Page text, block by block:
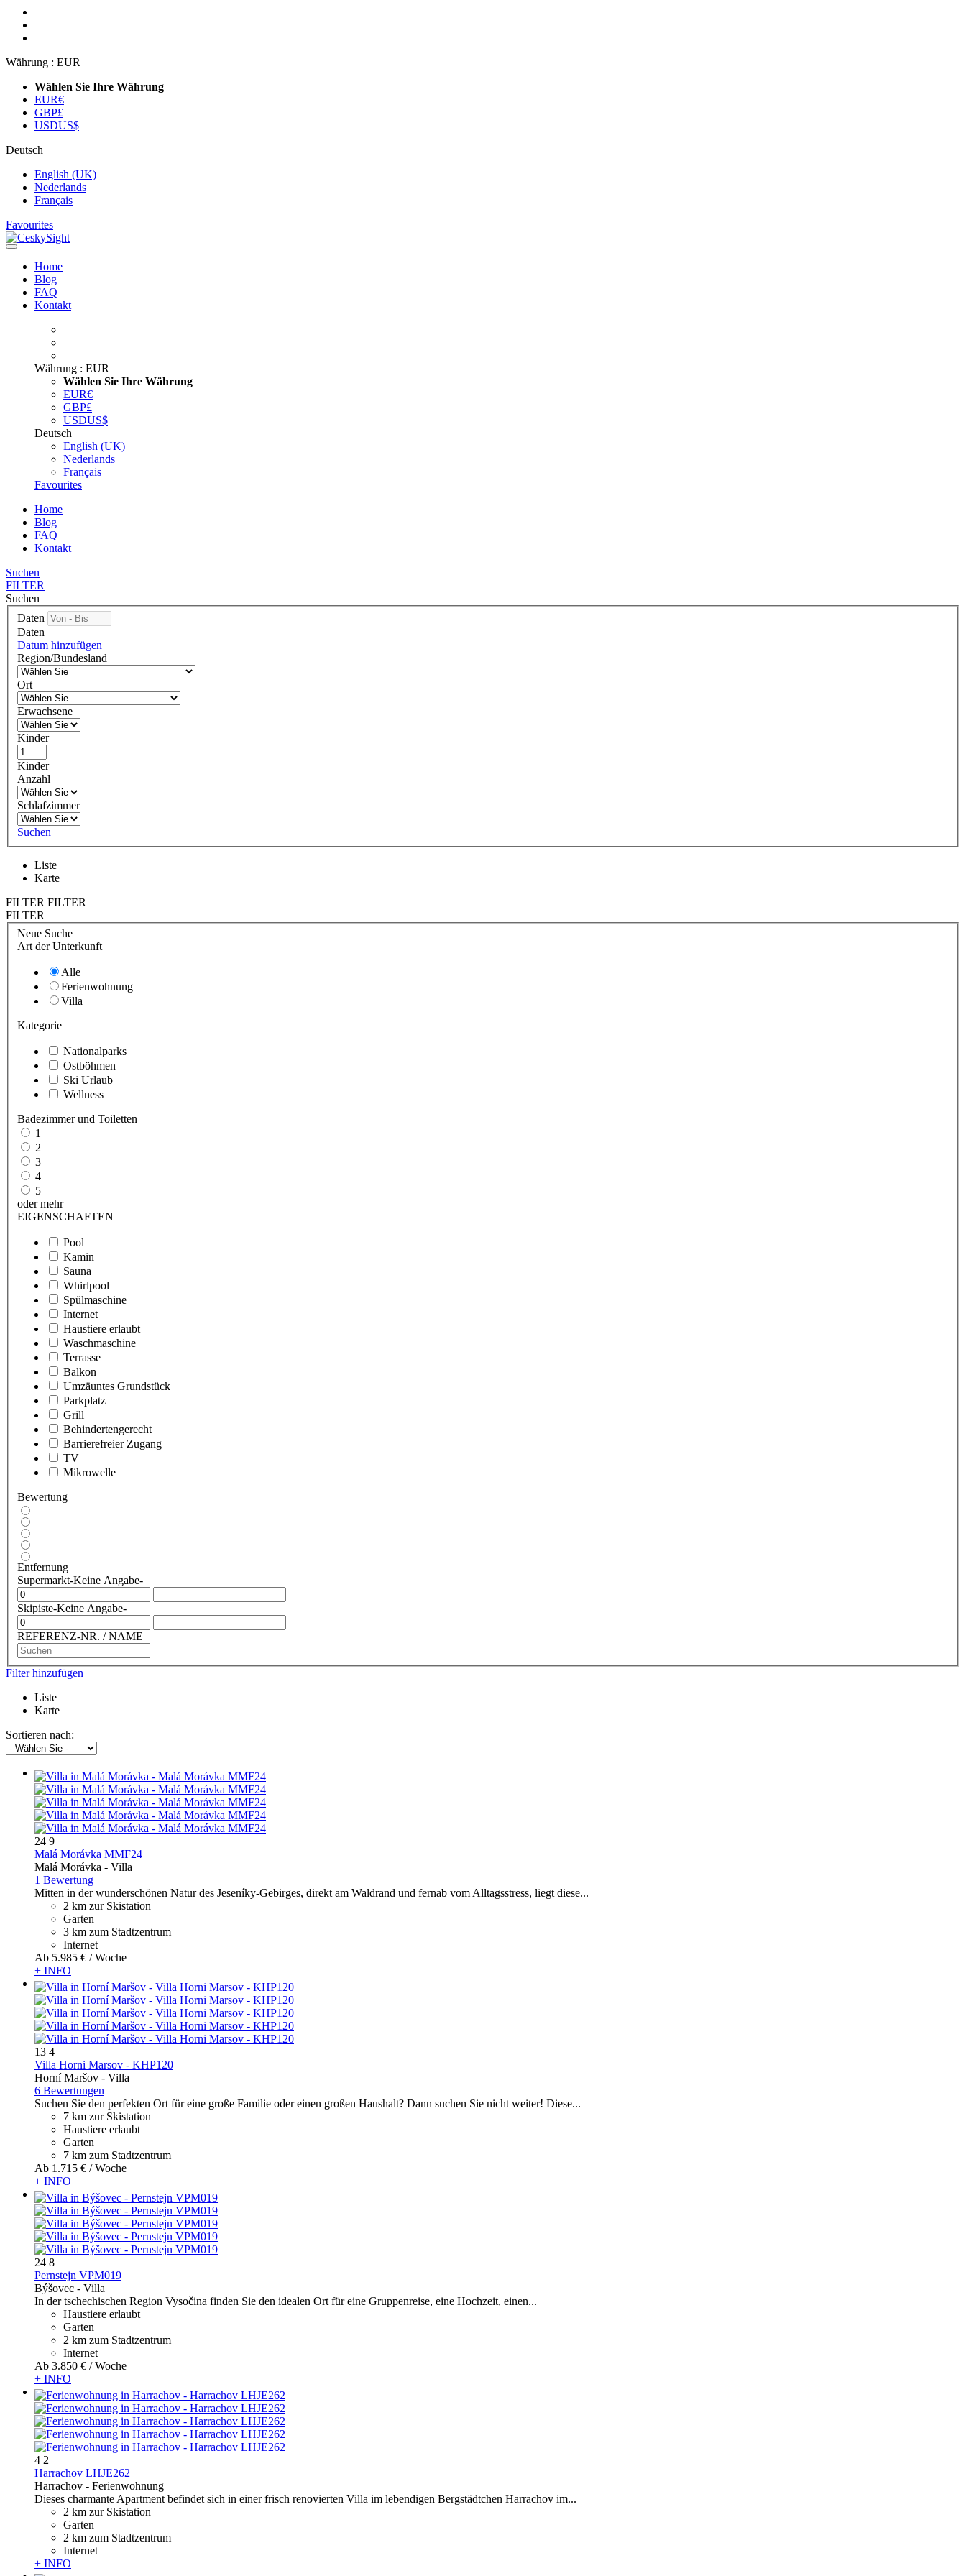
Währung : EUR
Wählen Sie Ihre Währung
EUR€
GBP£
USDUS$
Deutsch
English (UK)
Nederlands
Français
Favourites
Home
Blog
FAQ
Kontakt
Währung : EUR
Wählen Sie Ihre Währung
EUR€
GBP£
USDUS$
Deutsch
English (UK)
Nederlands
Français
Favourites
Home
Blog
FAQ
Kontakt
Suchen
FILTER
Suchen
Daten
Daten
Datum hinzufügen
Region/Bundesland
Ort
Erwachsene
Kinder
Kinder
Anzahl
Schlafzimmer
Suchen
Liste
Karte
FILTER FILTER
FILTER
Neue Suche
Art der Unterkunft
Alle
Ferienwohnung
Villa
Kategorie
Nationalparks
Ostböhmen
Ski Urlaub
Wellness
Badezimmer und Toiletten
1
2
3
4
5
oder mehr
EIGENSCHAFTEN
Pool
Kamin
Sauna
Whirlpool
Spülmaschine
Internet
Haustiere erlaubt
Waschmaschine
Terrasse
Balkon
Umzäuntes Grundstück
Parkplatz
Grill
Behindertengerecht
Barrierefreier Zugang
TV
Mikrowelle
Bewertung
Entfernung
Supermarkt-Keine Angabe-
Skipiste-Keine Angabe-
REFERENZ-NR. / NAME
Filter hinzufügen
Liste
Karte
Sortieren nach:
24 9
Malá Morávka MMF24
Malá Morávka - Villa
1 Bewertung
Mitten in der wunderschönen Natur des Jeseníky-Gebirges, direkt am Waldrand und fernab vom Alltagsstress, liegt diese...
2 km zur Skistation
Garten
3 km zum Stadtzentrum
Internet
Ab 5.985 € / Woche
+ INFO
13 4
Villa Horni Marsov - KHP120
Horní Maršov - Villa
6 Bewertungen
Suchen Sie den perfekten Ort für eine große Familie oder einen großen Haushalt? Dann suchen Sie nicht weiter! Diese...
7 km zur Skistation
Haustiere erlaubt
Garten
7 km zum Stadtzentrum
Ab 1.715 € / Woche
+ INFO
24 8
Pernstejn VPM019
Býšovec - Villa
In der tschechischen Region Vysočina finden Sie den idealen Ort für eine Gruppenreise, eine Hochzeit, einen...
Haustiere erlaubt
Garten
2 km zum Stadtzentrum
Internet
Ab 3.850 € / Woche
+ INFO
4 2
Harrachov LHJE262
Harrachov - Ferienwohnung
Dieses charmante Apartment befindet sich in einer frisch renovierten Villa im lebendigen Bergstädtchen Harrachov im...
2 km zur Skistation
Garten
2 km zum Stadtzentrum
Internet
+ INFO